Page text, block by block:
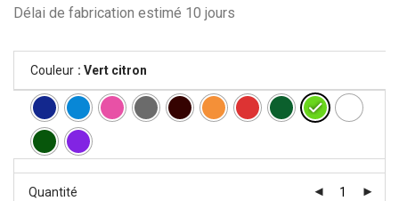
Délai de fabrication estimé 10 jours
Couleur : Vert citron
Quantité